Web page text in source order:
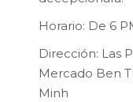
Horario: De 6
Dirección: Las
Mercado Ben
Minh